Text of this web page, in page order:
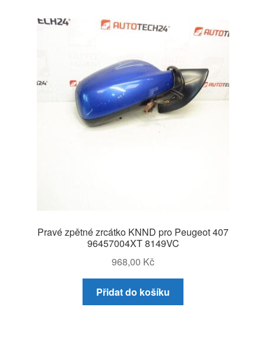
Pravé zpětné zrcátko KNND pro Peugeot 407
96457004XT 8149VC
968,00 Kč
Přidat do košíku